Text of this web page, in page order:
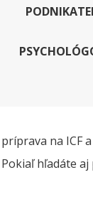
na ICF
hľadáte